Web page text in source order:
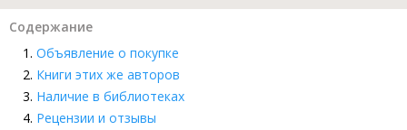
Содержание
Объявление о покупке
Книги этих же авторов
Наличие в библиотеках
Рецензии и отзывы